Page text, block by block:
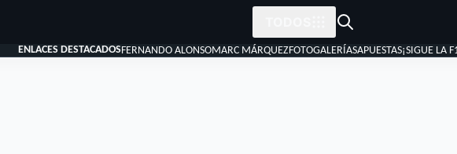
ENLACES DESTACADOSFERNANDO ALONSOMARC MÁRQUEZFOTOGALERÍASAPUESTAS¡SIGUE LA